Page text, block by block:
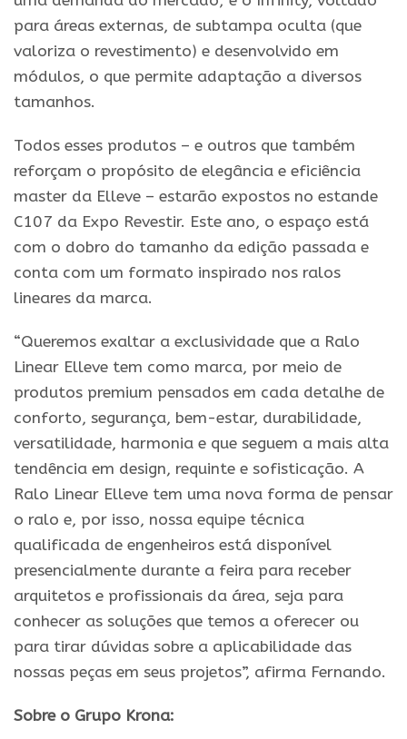
para áreas externas, de subtampa oculta (que
valoriza o revestimento) e desenvolvido em
módulos, o que permite adaptação a diversos
tamanhos.
Todos esses produtos – e outros que também
reforçam o propósito de elegância e eficiência
master da Elleve – estarão expostos no estande
C107 da Expo Revestir. Este ano, o espaço está
com o dobro do tamanho da edição passada e
conta com um formato inspirado nos ralos
lineares da marca.
“Queremos exaltar a exclusividade que a Ralo
Linear Elleve tem como marca, por meio de
produtos premium pensados em cada detalhe de
conforto, segurança, bem-estar, durabilidade,
versatilidade, harmonia e que seguem a mais alta
tendência em design, requinte e sofisticação. A
Ralo Linear Elleve tem uma nova forma de pensar
o ralo e, por isso, nossa equipe técnica
qualificada de engenheiros está disponível
presencialmente durante a feira para receber
arquitetos e profissionais da área, seja para
conhecer as soluções que temos a oferecer ou
para tirar dúvidas sobre a aplicabilidade das
nossas peças em seus projetos”, afirma Fernando.
Sobre o Grupo Krona: